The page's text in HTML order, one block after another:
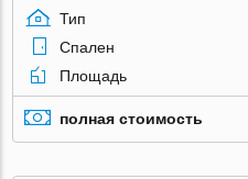
Тип
Спален
Площадь
полная стоимость